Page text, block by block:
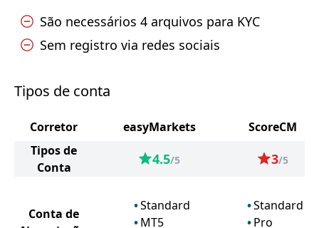
São necessários 4 arquivos para KYC
Sem registro via redes sociais
Tipos de conta
Corretor easyMarkets
ScoreCM
Tipos de
Conta
4.5/5 3/5
Conta de
Standard
MT5
Standard
Pro